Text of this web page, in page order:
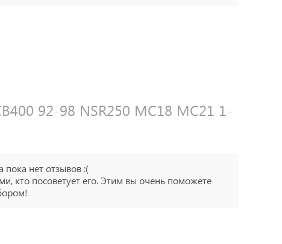
92-98 NSR250 MC18 MC21 1-
пока нет отзывов :(
кто посоветует его. Этим вы очень поможете